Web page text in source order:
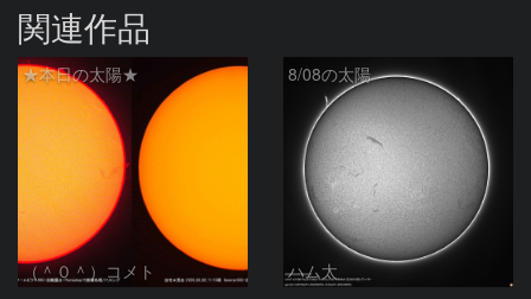
関連作品
★本日の太陽★
（＾０＾）コメト
8/08の太陽
ハム太